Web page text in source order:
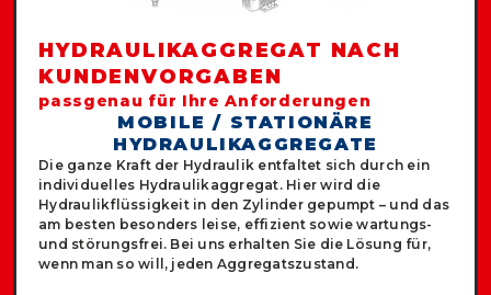
HYDRAULIKAGGREGAT NACH
KUNDENVORGABEN
passgenau für Ihre Anforderungen
MOBILE / STATIONÄRE
HYDRAULIKAGGREGATE
Die ganze Kraft der Hydraulik entfaltet sich durch ein
individuelles Hydraulikaggregat. Hier wird die
Hydraulikflüssigkeit in den Zylinder gepumpt – und das
am besten besonders leise, effizient sowie wartungs-
und störungsfrei. Bei uns erhalten Sie die Lösung für,
wenn man so will, jeden Aggregatszustand.